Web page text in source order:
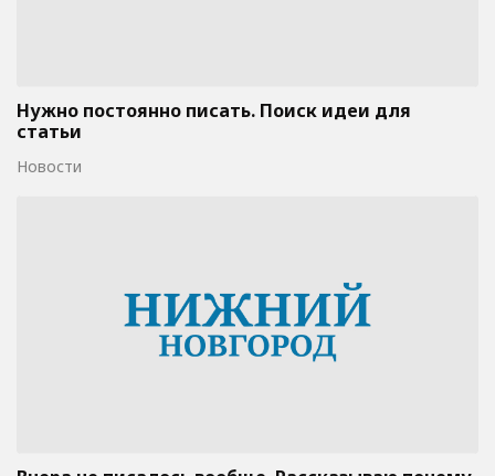
Нужно постоянно писать. Поиск идеи для
статьи
Новости